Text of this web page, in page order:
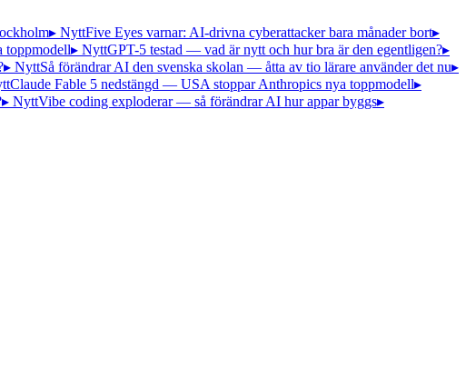
▸ NyttFive Eyes varnar: AI-drivna cyberattacker bara månader bort▸
toppmodell▸ NyttGPT-5 testad — vad är nytt och hur bra är den egentligen?▸
▸ NyttSå förändrar AI den svenska skolan — åtta av tio lärare använder det nu▸
Claude Fable 5 nedstängd — USA stoppar Anthropics nya toppmodell▸
▸ NyttVibe coding exploderar — så förändrar AI hur appar byggs▸